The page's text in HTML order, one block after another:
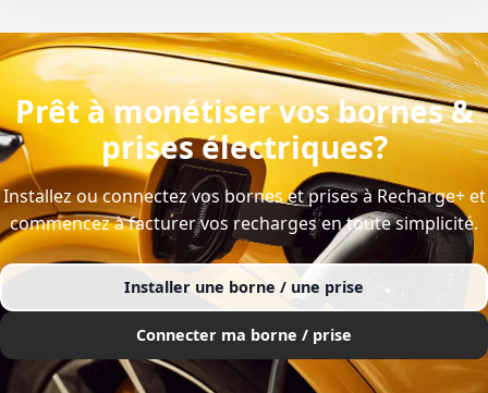
Prêt à monétiser vos bornes &
prises électriques?
Installez ou connectez vos bornes et prises à Recharge+ et
commencez à facturer vos recharges en toute simplicité.
Installer une borne / une prise
Connecter ma borne / prise